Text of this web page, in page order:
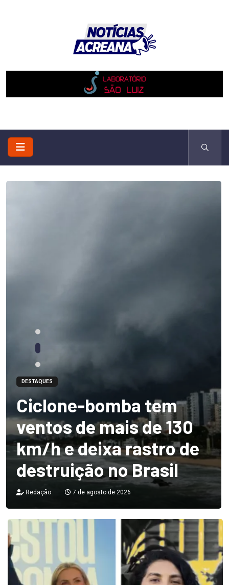
DESTAQUES
Ciclone-bomba tem
ventos de mais de 130
km/h e deixa rastro de
destruição no Brasil
Redação 7 de agosto de 2026